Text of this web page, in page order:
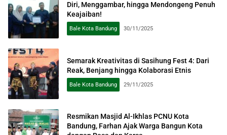
Diri, Menggambar, hingga Mendongeng Penuh
Keajaiban!
Bale Kota Bandung 30/11/2025
Semarak Kreativitas di Sasihung Fest 4: Dari
Reak, Benjang hingga Kolaborasi Etnis
Bale Kota Bandung 29/11/2025
Resmikan Masjid Al-Ikhlas PCNU Kota
Bandung, Farhan Ajak Warga Bangun Kota